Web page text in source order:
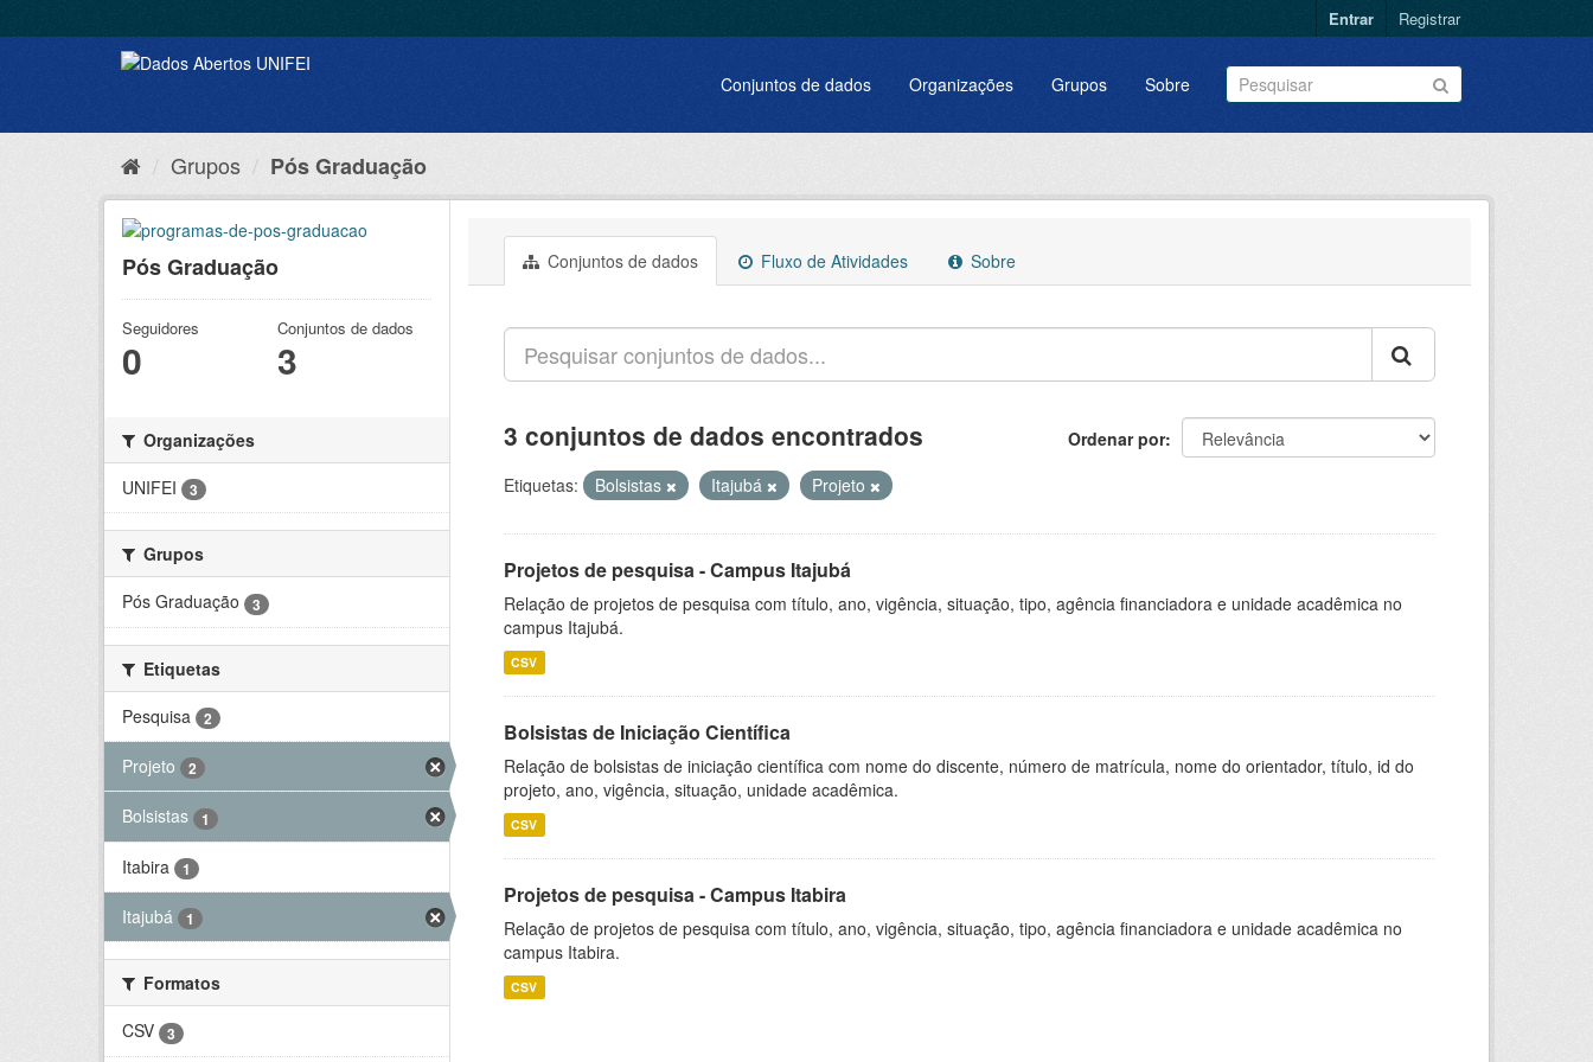
Entrar Registrar
Conjuntos de dados Organizações Grupos Sobre
Grupos Pós Graduação
Pós Graduação
Seguidores
0
Conjuntos de dados
3
Organizações
UNIFEI
3
Grupos
Pós Graduação
3
Etiquetas
Pesquisa
2
Projeto 2
Bolsistas 1
Itabira 1
Itajubá 1
Formatos
CSV
3
Conjuntos de dados Fluxo de Atividades Sobre
Ordenar por
3 conjuntos de dados encontrados
Etiquetas: Bolsistas Itajubá Projeto
Projetos de pesquisa - Campus Itajubá
Relação de projetos de pesquisa com título, ano, vigência, situação, tipo, agência financiadora e unidade acadêmica no
campus Itajubá.
CSV
Bolsistas de Iniciação Científica
Relação de bolsistas de iniciação científica com nome do discente, número de matrícula, nome do orientador, título, id do
projeto, ano, vigência, situação, unidade acadêmica.
CSV
Projetos de pesquisa - Campus Itabira
Relação de projetos de pesquisa com título, ano, vigência, situação, tipo, agência financiadora e unidade acadêmica no
campus Itabira.
CSV